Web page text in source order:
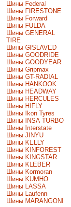
Шины Federal
Шины FIRESTONE
Шины Forward
Шины FULDA
Шины GENERAL
TIRE
Шины GISLAVED
Шины GOODRIDE
Шины GOODYEAR
Шины Gripmax
Шины GT-RADIAL
Шины HANKOOK
Шины HEADWAY
Шины HERCULES
Шины HIFLY
Шины Ikon Tyres
Шины INSA TURBO
Шины Interstate
Шины JINYU
Шины KELLY
Шины KINFOREST
Шины KINGSTAR
Шины KLEBER
Шины Kormoran
Шины KUMHO
Шины LASSA
Шины Laufenn
Шины MARANGONI